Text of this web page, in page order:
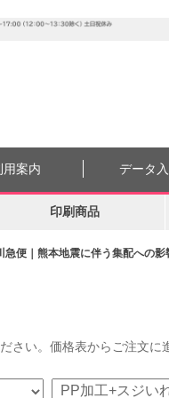
急便｜熊本地震に伴う集配への
用案内 データ
印刷商品
さい。価格表からご注文に